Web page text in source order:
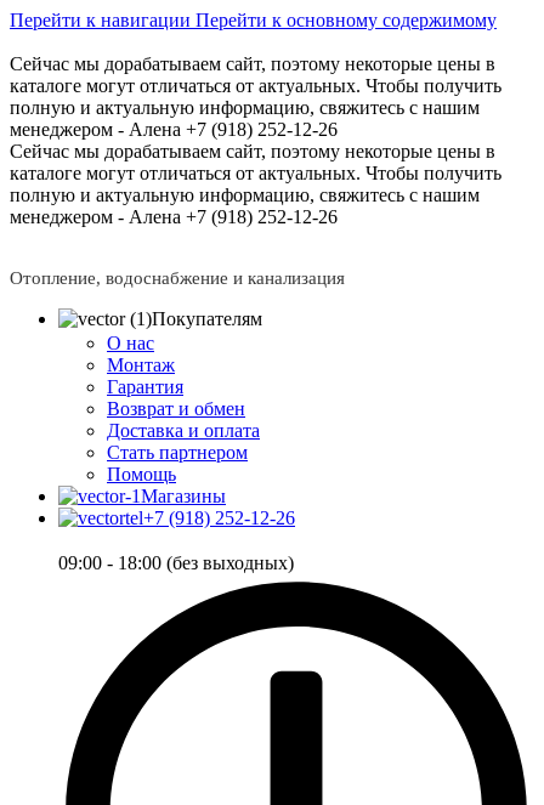
Перейти к навигации Перейти к основному содержимому
Сейчас мы дорабатываем сайт, поэтому некоторые цены в
каталоге могут отличаться от актуальных. Чтобы получить
полную и актуальную информацию, свяжитесь с нашим
менеджером - Алена +7 (918) 252-12-26
Сейчас мы дорабатываем сайт, поэтому некоторые цены в
каталоге могут отличаться от актуальных. Чтобы получить
полную и актуальную информацию, свяжитесь с нашим
менеджером - Алена +7 (918) 252-12-26
Отопление, водоснабжение и канализация
Покупателям
О нас
Монтаж
Гарантия
Возврат и обмен
Доставка и оплата
Стать партнером
Помощь
Магазины
+7 (918) 252-12-26
09:00 - 18:00 (без выходных)